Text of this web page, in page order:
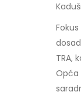
TRA,
Opća